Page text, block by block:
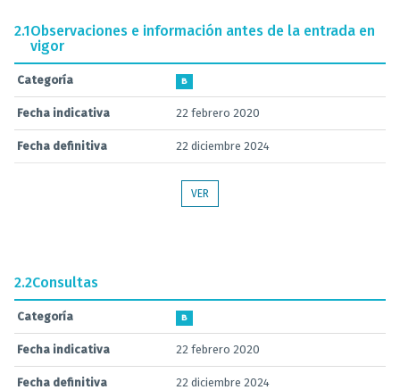
2.1Observaciones e información antes de la entrada en
vigor
Categoría B
Fecha indicativa 22 febrero 2020
Fecha definitiva 22 diciembre 2024
VER
2.2Consultas
Categoría B
Fecha indicativa 22 febrero 2020
Fecha definitiva 22 diciembre 2024